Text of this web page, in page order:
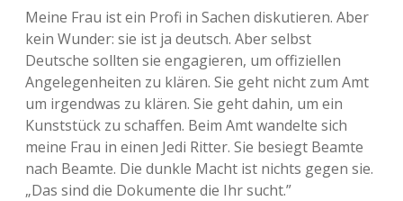
Meine Frau ist ein Profi in Sachen diskutieren. Aber
kein Wunder: sie ist ja deutsch. Aber selbst
Deutsche sollten sie engagieren, um offiziellen
Angelegenheiten zu klären. Sie geht nicht zum Amt
um irgendwas zu klären. Sie geht dahin, um ein
Kunststück zu schaffen. Beim Amt wandelte sich
meine Frau in einen Jedi Ritter. Sie besiegt Beamte
nach Beamte. Die dunkle Macht ist nichts gegen sie.
„Das sind die Dokumente die Ihr sucht.”